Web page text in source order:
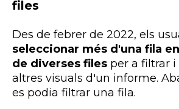
files
Des de febrer de 2022, els
seleccionar més d'una fila
de diverses files per a filtrar i
altres visuals d'un informe.
es podia filtrar una fila.